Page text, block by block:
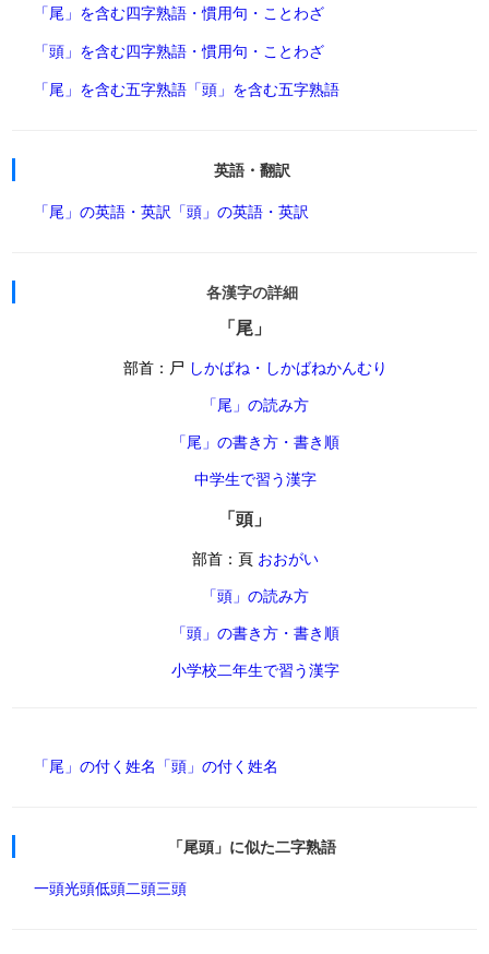
「尾」を含む四字熟語・慣用句・ことわざ
「頭」を含む四字熟語・慣用句・ことわざ
「尾」を含む五字熟語 「頭」を含む五字熟語
英語・翻訳
「尾」の英語・英訳 「頭」の英語・英訳
各漢字の詳細
「尾」
部首：尸 しかばね・しかばねかんむり
「尾」の読み方
「尾」の書き方・書き順
中学生で習う漢字
「頭」
部首：頁 おおがい
「頭」の読み方
「頭」の書き方・書き順
小学校二年生で習う漢字
「尾」の付く姓名 「頭」の付く姓名
「尾頭」に似た二字熟語
一頭光頭低頭二頭三頭